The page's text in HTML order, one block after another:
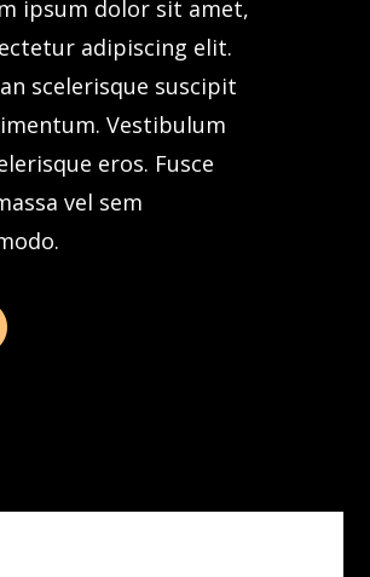
ipsum dolor sit amet,
adipiscing elit.
scelerisque suscipit
Vestibulum
eros. Fusce
vel sem